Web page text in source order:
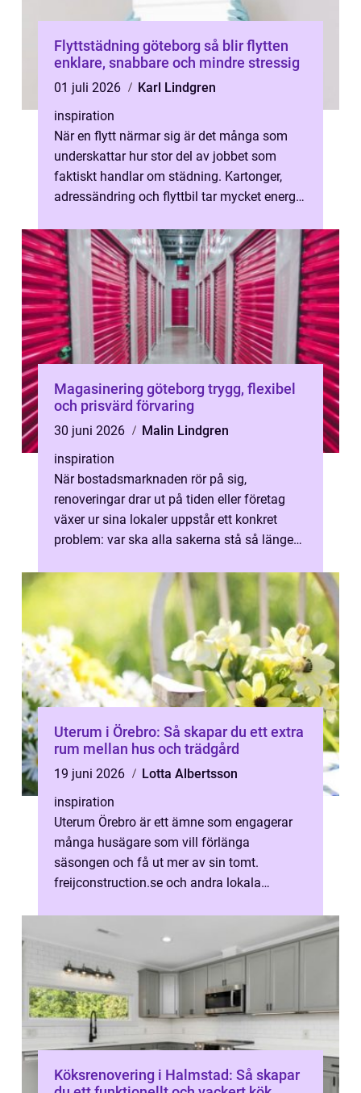
Flyttstädning göteborg så blir flytten
enklare, snabbare och mindre stressig
01 juli 2026
Karl Lindgren
inspiration
När en flytt närmar sig är det många som
underskattar hur stor del av jobbet som
faktiskt handlar om städning. Kartonger,
adressändring och flyttbil tar mycket energi,
Magasinering göteborg trygg, flexibel
och prisvärd förvaring
30 juni 2026
Malin Lindgren
inspiration
När bostadsmarknaden rör på sig,
renoveringar drar ut på tiden eller företag
växer ur sina lokaler uppstår ett konkret
problem: var ska alla sakerna stå så länge?
Uterum i Örebro: Så skapar du ett extra
rum mellan hus och trädgård
19 juni 2026
Lotta Albertsson
inspiration
Uterum Örebro är ett ämne som engagerar
många husägare som vill förlänga
säsongen och få ut mer av sin tomt.
freijconstruction.se och andra lokala
Köksrenovering i Halmstad: Så skapar